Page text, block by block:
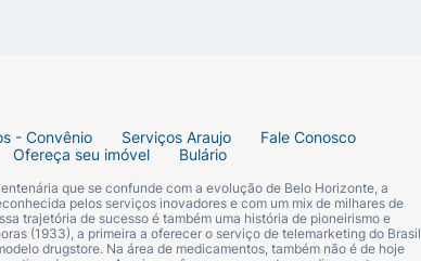
- Convênio Serviços Araujo
Fale Conosco
Ofereça seu imóvel Bulário
que se confunde com a evolução de Belo Horizonte, a
pelos serviços inovadores e com um mix de milhares de
trajetória de sucesso é também uma história de pioneirismo e
(1933), a primeira a oferecer o serviço de telemarketing do Brasil
drugstore. Na área de medicamentos, também não é de hoje